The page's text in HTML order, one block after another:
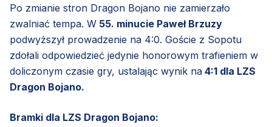
Po zmianie stron Dragon Bojano nie zamierzało
zwalniać tempa. W 55. minucie Paweł Brzuzy
podwyższył prowadzenie na 4:0. Goście z Sopotu
zdołali odpowiedzieć jedynie honorowym trafieniem w
doliczonym czasie gry, ustalając wynik na 4:1 dla LZS
Dragon Bojano.
Bramki dla LZS Dragon Bojano: